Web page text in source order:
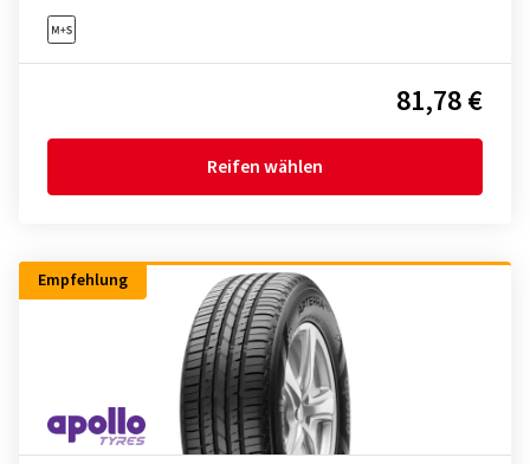
81,78 €
Reifen wählen
Empfehlung